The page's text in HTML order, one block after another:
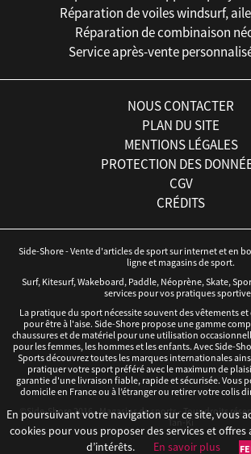
Réparation de voiles windsurf,
Réparation de combinaison
Service après-vente
NOUS CONTACTER
PLAN DU SITE
MENTIONS LÉGALES
PROTECTION DES
CGV
CRÉDITS
Side-Shore - Vente d'articles de sport sur internet et en
ligne et magasins de sport.
Surf, Kitesurf, Wakeboard, Paddle, Néoprène, Skate,
services pour vos pratiques
La pratique du sport nécessite souvent des vêtements
pour être à l'aise. Side-Shore propose une gamme
chaussures et de matériel pour une utilisation
pour les femmes, les hommes et les enfants. Avec Side-
Sports découvrez toutes les marques internationales
pratiquer votre sport préféré avec le maximum de
garantie d'une livraison fiable, rapide et sécurisée. Vous
domicile en France ou à l’étranger ou retirer votre colis
©Side-Shore 2016 - Magasins de sports - Tous droits
Tan-Ki
En poursuivant votre navigation sur ce site, vous
cookies pour vous proposer des services et offres
d’intérêts.
En savoir plus